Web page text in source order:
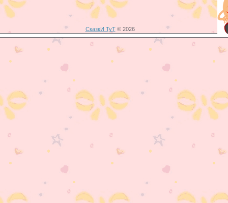
СказкИ ТуТ© 2026